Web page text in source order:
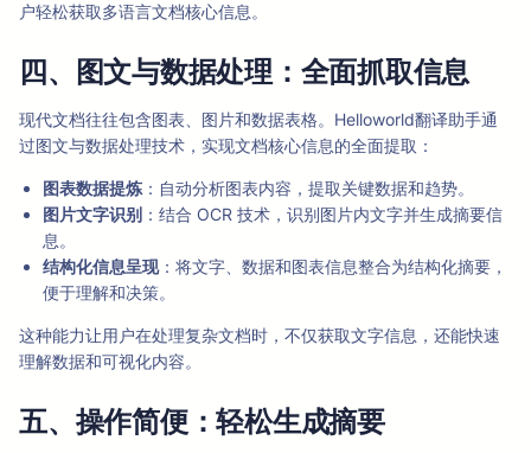
户轻松获取多语言文档核心信息。
四、图文与数据处理：全面抓取信息
现代文档往往包含图表、图片和数据表格。Helloworld翻译助手通
过图文与数据处理技术，实现文档核心信息的全面提取：
图表数据提炼 ：自动分析图表内容，提取关键数据和趋势。
图片文字识别 ：结合 OCR 技术，识别图片内文字并生成摘要信
息。
结构化信息呈现：将文字、数据和图表信息整合为结构化摘要，
便于理解和决策。
这种能力让用户在处理复杂文档时，不仅获取文字信息，还能快速
理解数据和可视化内容。
五、操作简便：轻松生成摘要